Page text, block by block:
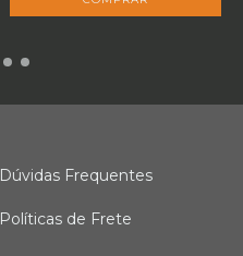
Dúvidas Frequentes
Políticas de Frete